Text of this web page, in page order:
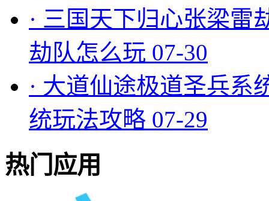
· 三国天下归心张梁雷
劫队怎么玩 07-30
· 大道仙途极道圣兵系
统玩法攻略 07-29
热门应用